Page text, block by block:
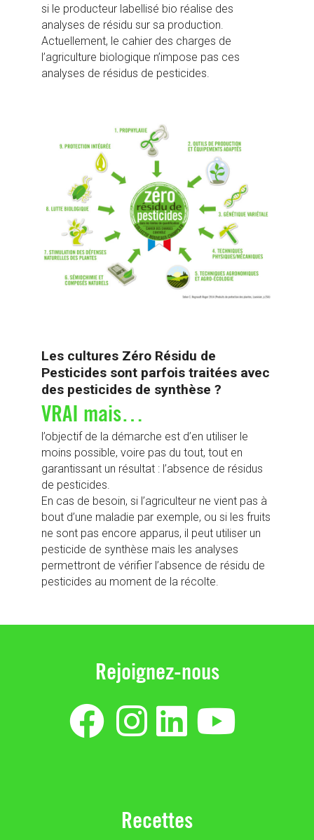
si le producteur labellisé bio réalise des
analyses de résidu sur sa production.
Actuellement, le cahier des charges de
l’agriculture biologique n’impose pas ces
analyses de résidus de pesticides.
Les cultures Zéro Résidu de
Pesticides sont parfois traitées avec
des pesticides de synthèse ?
VRAI mais…
l’objectif de la démarche est d’en utiliser le
moins possible, voire pas du tout, tout en
garantissant un résultat : l’absence de résidus
de pesticides.
En cas de besoin, si l’agriculteur ne vient pas à
bout d’une maladie par exemple, ou si les fruits
ne sont pas encore apparus, il peut utiliser un
pesticide de synthèse mais les analyses
permettront de vérifier l’absence de résidu de
pesticides au moment de la récolte.
Rejoignez-nous
Recettes